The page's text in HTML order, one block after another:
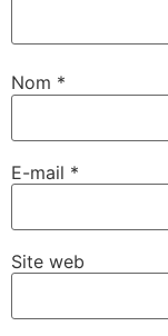
Nom *
E-mail *
Site web